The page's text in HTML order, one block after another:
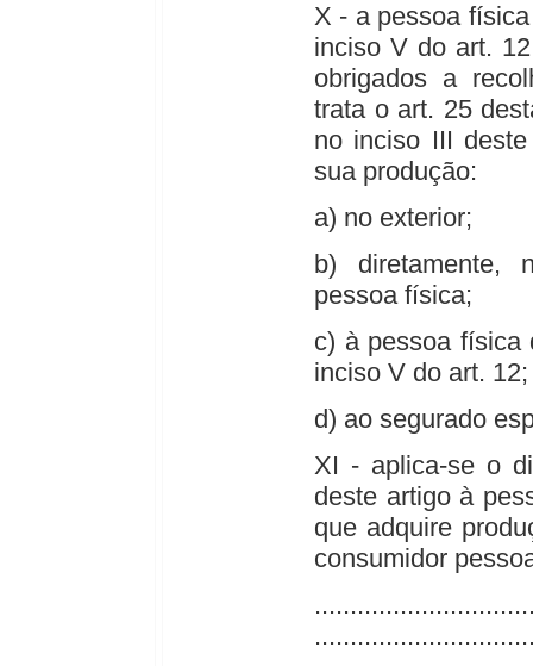
X - a pessoa
inciso V do art.
obrigados a
trata o art. 25
no inciso III
sua produção:
a) no exterior;
b) diretamente,
pessoa física;
c) à pessoa física
inciso V do art. 12;
d) ao segurado
XI - aplica-se o
deste artigo à
que adquire
consumidor